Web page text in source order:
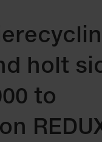
holt
to